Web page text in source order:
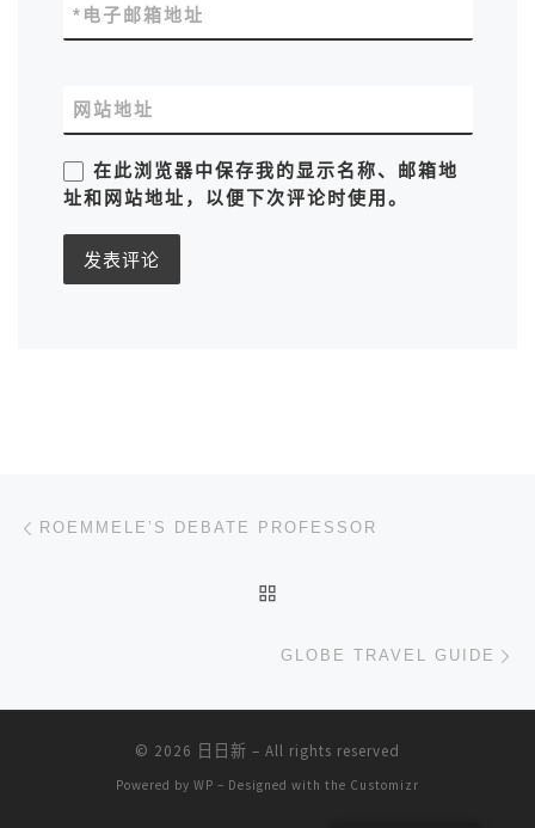
电子邮箱地址
*
网站地址
在此浏览器中保存我的显示名称、邮箱地
址和网站地址，以便下次评论时使用。
文章导航
ROEMMELE’S DEBATE PROFESSOR
GLOBE TRAVEL GUIDE
© 2026 日日新 – All rights reserved
Powered by WP – Designed with the Customizr